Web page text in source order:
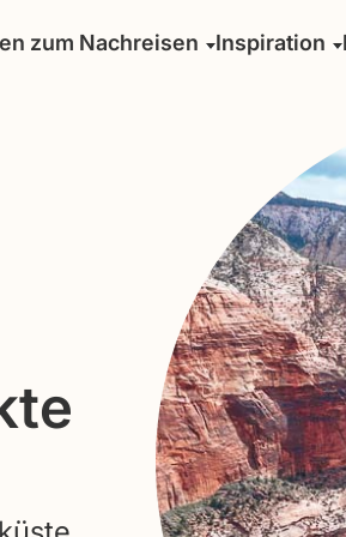
zum Nachreisen Inspiration